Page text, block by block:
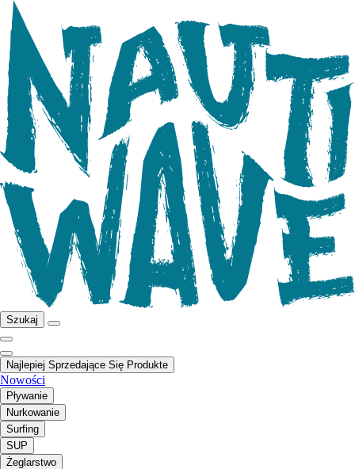
Szukaj
Najlepiej Sprzedające Się Produkte
Nowości
Pływanie
Nurkowanie
Surfing
SUP
Żeglarstwo